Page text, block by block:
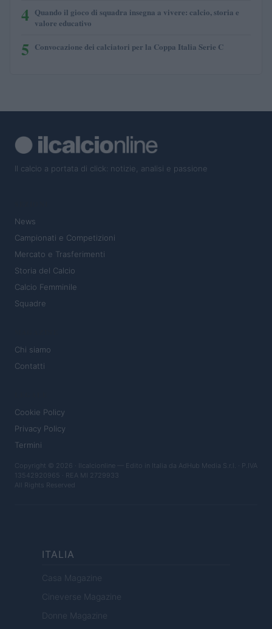
4 Quando il gioco di squadra insegna a vivere: calcio, storia e
valore educativo
5 Convocazione dei calciatori per la Coppa Italia Serie C
Il calcio a portata di click: notizie, analisi e passione
News
Campionati e Competizioni
Mercato e Trasferimenti
Storia del Calcio
Calcio Femminile
Squadre
Chi siamo
Contatti
Cookie Policy
Privacy Policy
Termini
Copyright © 2026 · Ilcalcionline — Edito in Italia da AdHub Media S.r.l. · P.IVA
13542920965 · REA MI 2729933
All Rights Reserved
ITALIA
Casa Magazine
Cineverse Magazine
Donne Magazine